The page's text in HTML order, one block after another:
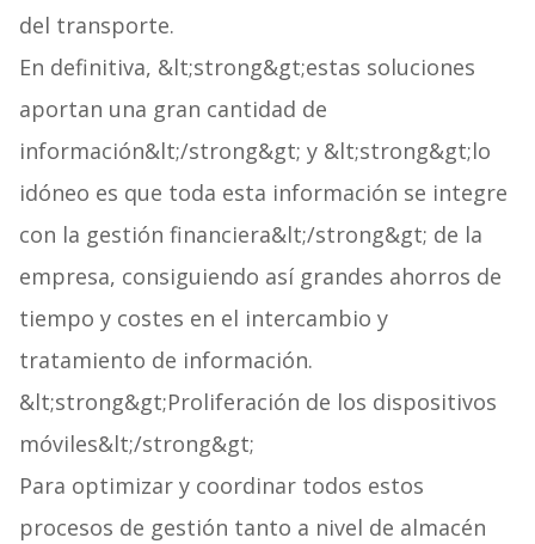
del transporte.
En definitiva, &lt;strong&gt;estas soluciones
aportan una gran cantidad de
información&lt;/strong&gt; y &lt;strong&gt;lo
idóneo es que toda esta información se integre
con la gestión financiera&lt;/strong&gt; de la
empresa, consiguiendo así grandes ahorros de
tiempo y costes en el intercambio y
tratamiento de información.
&lt;strong&gt;Proliferación de los dispositivos
móviles&lt;/strong&gt;
Para optimizar y coordinar todos estos
procesos de gestión tanto a nivel de almacén